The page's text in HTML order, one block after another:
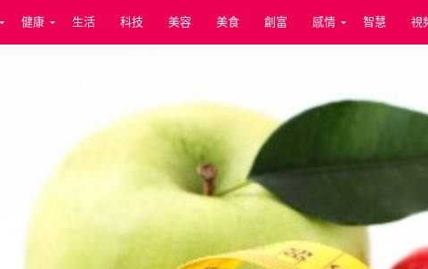
健康 生活 科技 美容 美食 創富 感情 智慧 視